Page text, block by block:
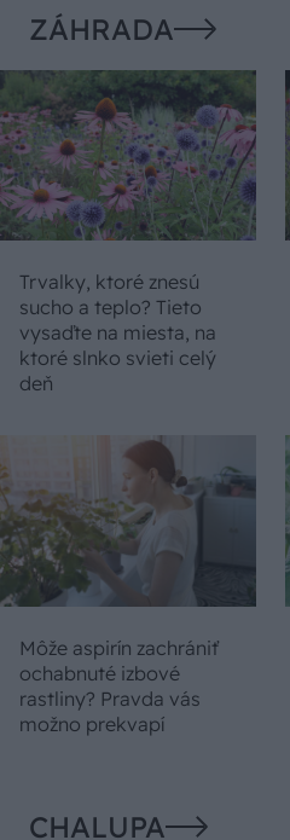
ZÁHRADA
Trvalky, ktoré znesú
sucho a teplo? Tieto
vysaďte na miesta, na
ktoré slnko svieti celý
deň
Môže aspirín zachrániť
ochabnuté izbové
rastliny? Pravda vás
možno prekvapí
CHALUPA